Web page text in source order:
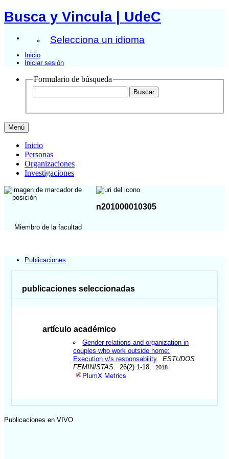
Busca y Vincula | UdeC
Selecciona un idioma
Inicio
Iniciar sesión
Formulario de búsqueda
Menú
Inicio
Personas
Organizaciones
Investigaciones
n201000010305
Miembro de la facultad
Publicaciones
publicaciones seleccionadas
artículo académico
Gender relations and organization in
couples who work outside home:
Execution v/s responsability.ESTUDOS
FEMINISTAS . 26(2):1-18. 2018
PlumX Metrics
Publicaciones en VIVO